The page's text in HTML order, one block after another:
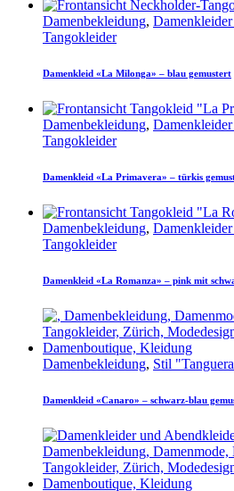
Damenbekleidung, Damenkleider
Tangokleider
Damenkleid «La Milonga» – blau gemustert
Damenbekleidung, Damenkleider
Tangokleider
Damenkleid «La Primavera» – türkis
Damenbekleidung, Damenkleider
Tangokleider
Damenkleid «La Romanza» – pink mit
Damenbekleidung, Stil
Damenkleid «Canaro» – schwarz-blau